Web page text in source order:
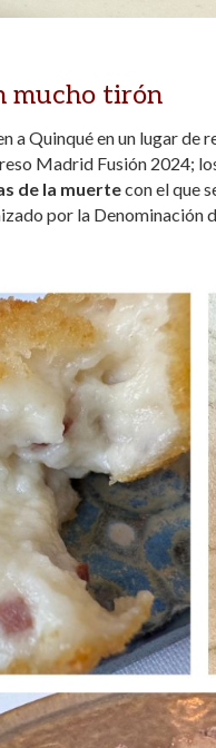
mucho tirón
a Quinqué en un lugar de
Madrid Fusión 2024;
de la muertecon el que
por la Denominación